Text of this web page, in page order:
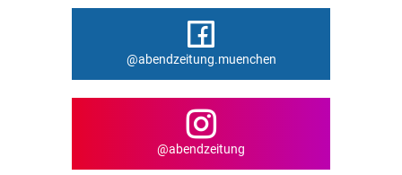
@abendzeitung.muenchen
@abendzeitung